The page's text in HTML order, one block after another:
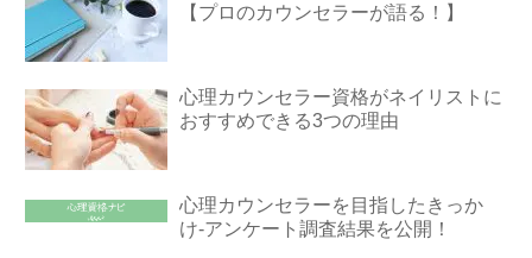
【プロのカウンセラーが語る！】
心理カウンセラー資格がネイリストに
おすすめできる3つの理由
心理カウンセラーを目指したきっか
け-アンケート調査結果を公開！